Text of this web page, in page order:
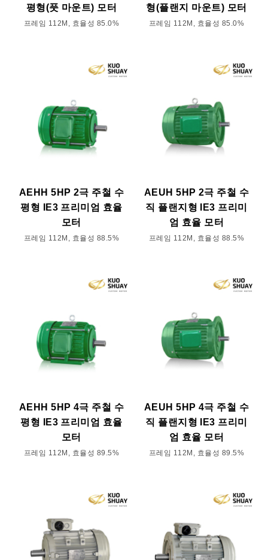
평형(풋 마운트) 모터
프레임 112M, 효율성 85.0%
형(플랜지 마운트) 모터
프레임 112M, 효율성 85.0%
AEHH 5HP 2극 주철 수
평형 IE3 프리미엄 효율
모터
프레임 112M, 효율성 88.5%
AEUH 5HP 2극 주철 수
직 플랜지형 IE3 프리미
엄 효율 모터
프레임 112M, 효율성 88.5%
AEHH 5HP 4극 주철 수
평형 IE3 프리미엄 효율
모터
프레임 112M, 효율성 89.5%
AEUH 5HP 4극 주철 수
직 플랜지형 IE3 프리미
엄 효율 모터
프레임 112M, 효율성 89.5%